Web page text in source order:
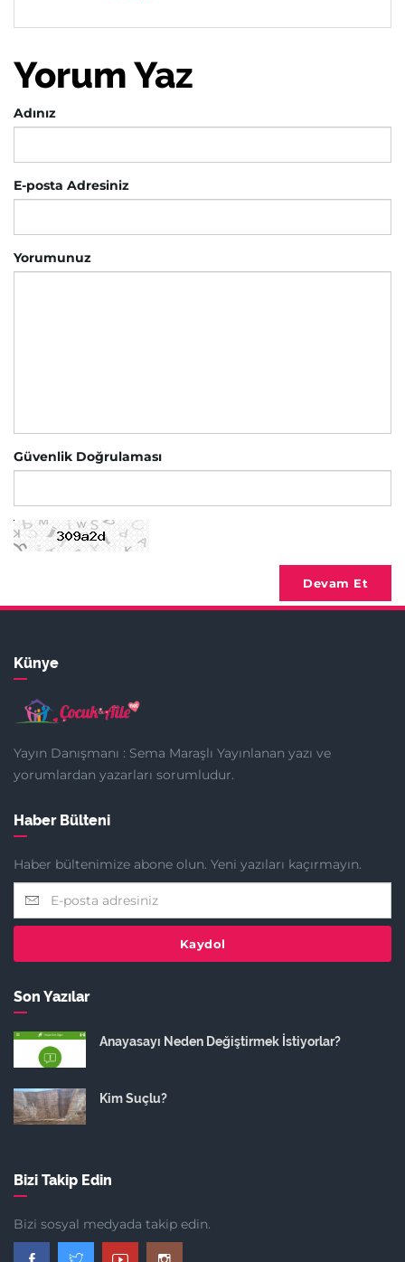
Yorum Yaz
Adınız
E-posta Adresiniz
Yorumunuz
Güvenlik Doğrulaması
Devam Et
Künye
Yayın Danışmanı : Sema Maraşlı Yayınlanan yazı ve
yorumlardan yazarları sorumludur.
Haber Bülteni
Haber bültenimize abone olun. Yeni yazıları kaçırmayın.
Kaydol
Son Yazılar
Anayasayı Neden Değiştirmek İstiyorlar?
Kim Suçlu?
Bizi Takip Edin
Bizi sosyal medyada takip edin.